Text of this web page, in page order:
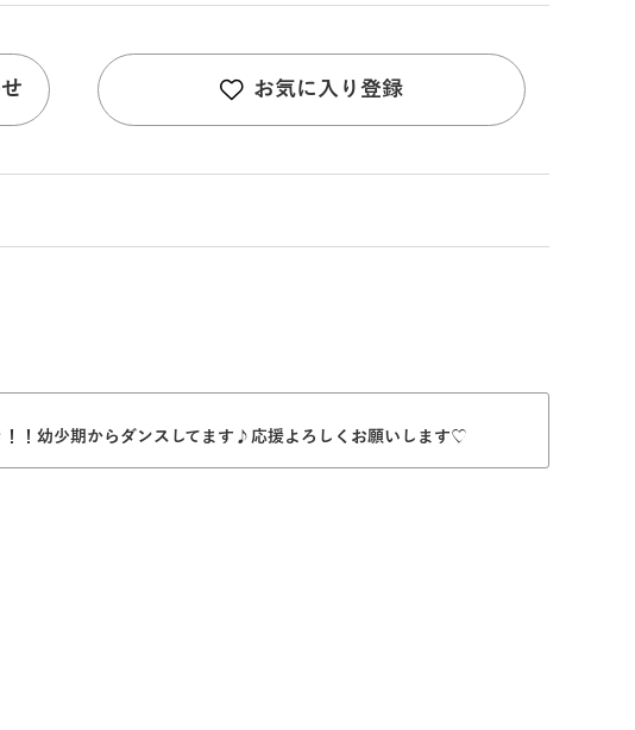
お気に入り登録
！！幼少期からダンスしてます♪応援よろしくお願いします♡